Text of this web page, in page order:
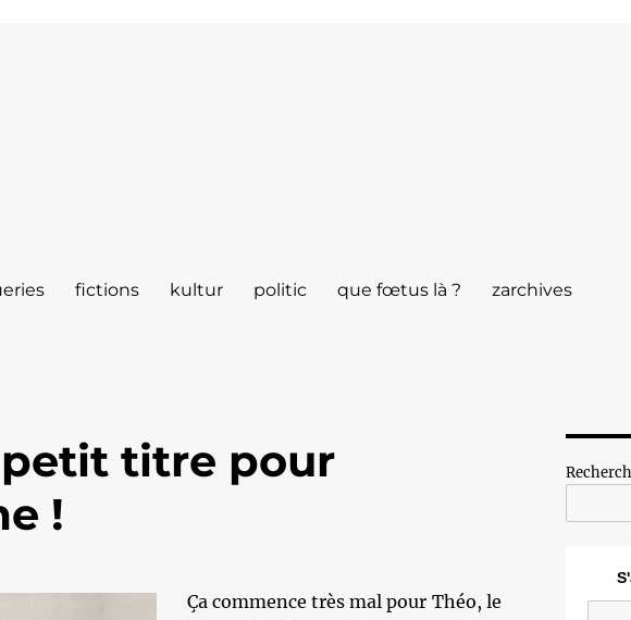
fictions kultur politic que fœtus là ? zarchives
titre pour
!
Ça commence très mal pour Théo, le